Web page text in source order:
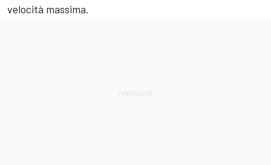
velocità massima.